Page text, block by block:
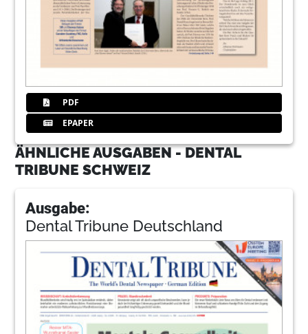
PDF
EPAPER
ÄHNLICHE AUSGABEN - DENTAL
TRIBUNE SCHWEIZ
Ausgabe:
Dental Tribune Deutschland